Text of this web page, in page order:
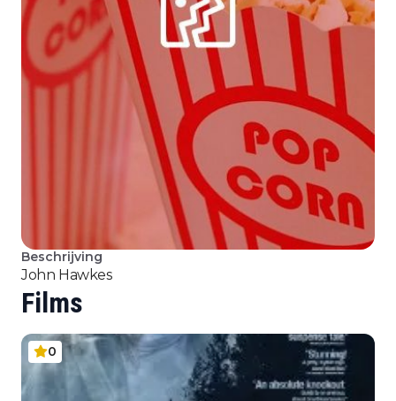
Beschrijving
John Hawkes
Films
0